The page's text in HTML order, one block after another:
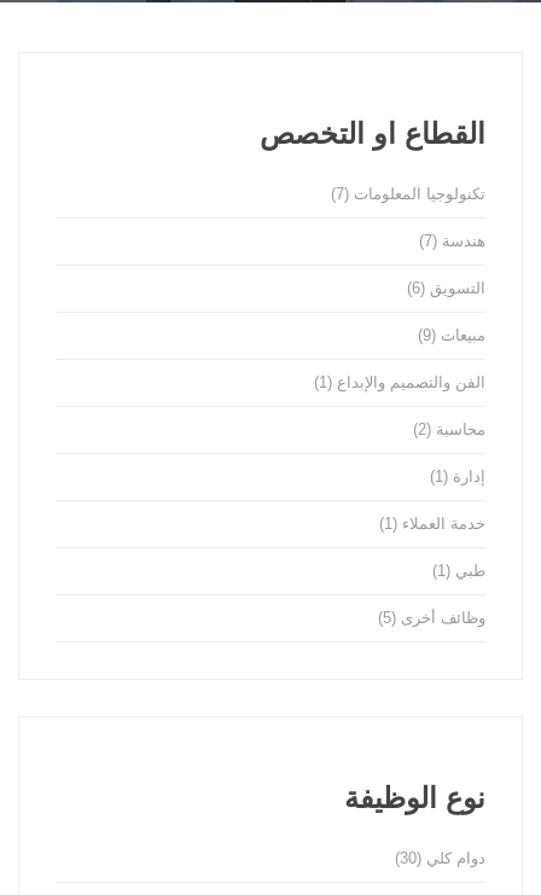
القطاع او التخصص
تكنولوجيا المعلومات (7)
هندسة (7)
التسويق (6)
مبيعات (9)
الفن والتصميم والإبداع (1)
محاسبة (2)
إدارة (1)
خدمة العملاء (1)
طبي (1)
وظائف أخرى (5)
نوع الوظيفة
دوام كلي (30)